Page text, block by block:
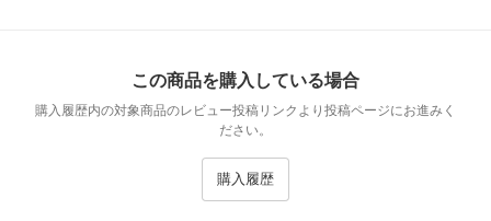
この商品を購入している場合
購入履歴内の対象商品のレビュー投稿リンクより投稿ページにお進みく
ださい。
購入履歴